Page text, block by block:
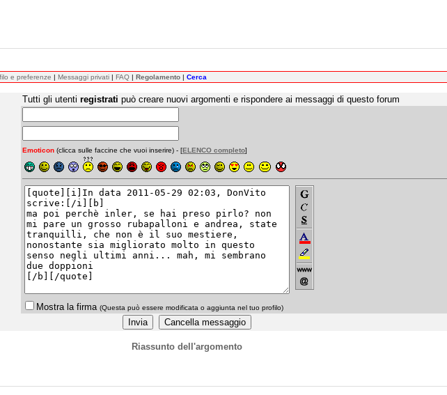
e preferenze | Messaggi privati | FAQ | Regolamento | Cerca
Tutti gli utenti registrati può creare nuovi argomenti e rispondere ai messaggi di questo forum
Emoticon (clicca sulle faccine che vuoi inserire) - [ELENCO completo]
Mostra la firma (Questa può essere modificata o aggiunta nel tuo profilo)
Riassunto dell'argomento